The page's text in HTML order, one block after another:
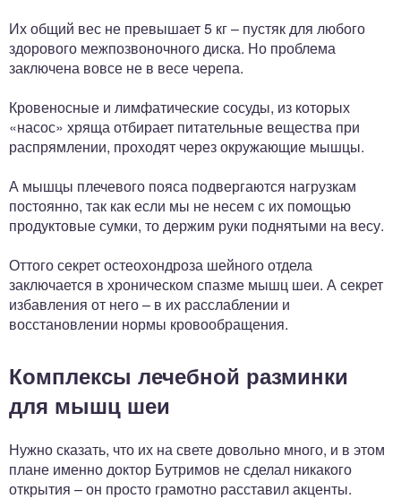
Их общий вес не превышает 5 кг – пустяк для любого
здорового межпозвоночного диска. Но проблема
заключена вовсе не в весе черепа.
Кровеносные и лимфатические сосуды, из которых
«насос» хряща отбирает питательные вещества при
распрямлении, проходят через окружающие мышцы.
А мышцы плечевого пояса подвергаются нагрузкам
постоянно, так как если мы не несем с их помощью
продуктовые сумки, то держим руки поднятыми на весу.
Оттого секрет остеохондроза шейного отдела
заключается в хроническом спазме мышц шеи. А секрет
избавления от него – в их расслаблении и
восстановлении нормы кровообращения.
Комплексы лечебной разминки
для мышц шеи
Нужно сказать, что их на свете довольно много, и в этом
плане именно доктор Бутримов не сделал никакого
открытия – он просто грамотно расставил акценты.